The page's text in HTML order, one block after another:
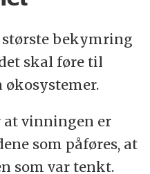
største bekymring
skal føre til
økosystemer.
at vinningen er
som påføres, at
som var tenkt.